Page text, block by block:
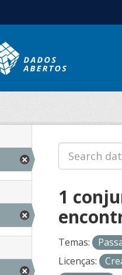
1
Temas:
Licenças: